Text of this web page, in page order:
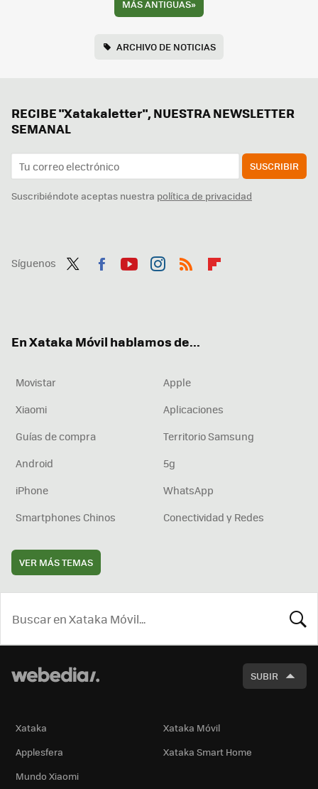
MÁS ANTIGUAS»
ARCHIVO DE NOTICIAS
RECIBE "Xatakaletter", NUESTRA NEWSLETTER
SEMANAL
SUSCRIBIR
Suscribiéndote aceptas nuestra política de privacidad
Síguenos
En Xataka Móvil hablamos de...
Movistar
Apple
Xiaomi
Aplicaciones
Guías de compra
Territorio Samsung
Android
5g
iPhone
WhatsApp
Smartphones Chinos
Conectividad y Redes
VER MÁS TEMAS
SUBIR
Xataka
Xataka Móvil
Applesfera
Xataka Smart Home
Mundo Xiaomi